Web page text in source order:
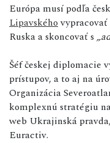
Európa musí podľa
Lipavského
Ruska a skoncovať s
Šéf českej diplomacie
prístupov, a to aj na
Organizácia
komplexnú stratégiu
web Ukrajinská
Euractiv.